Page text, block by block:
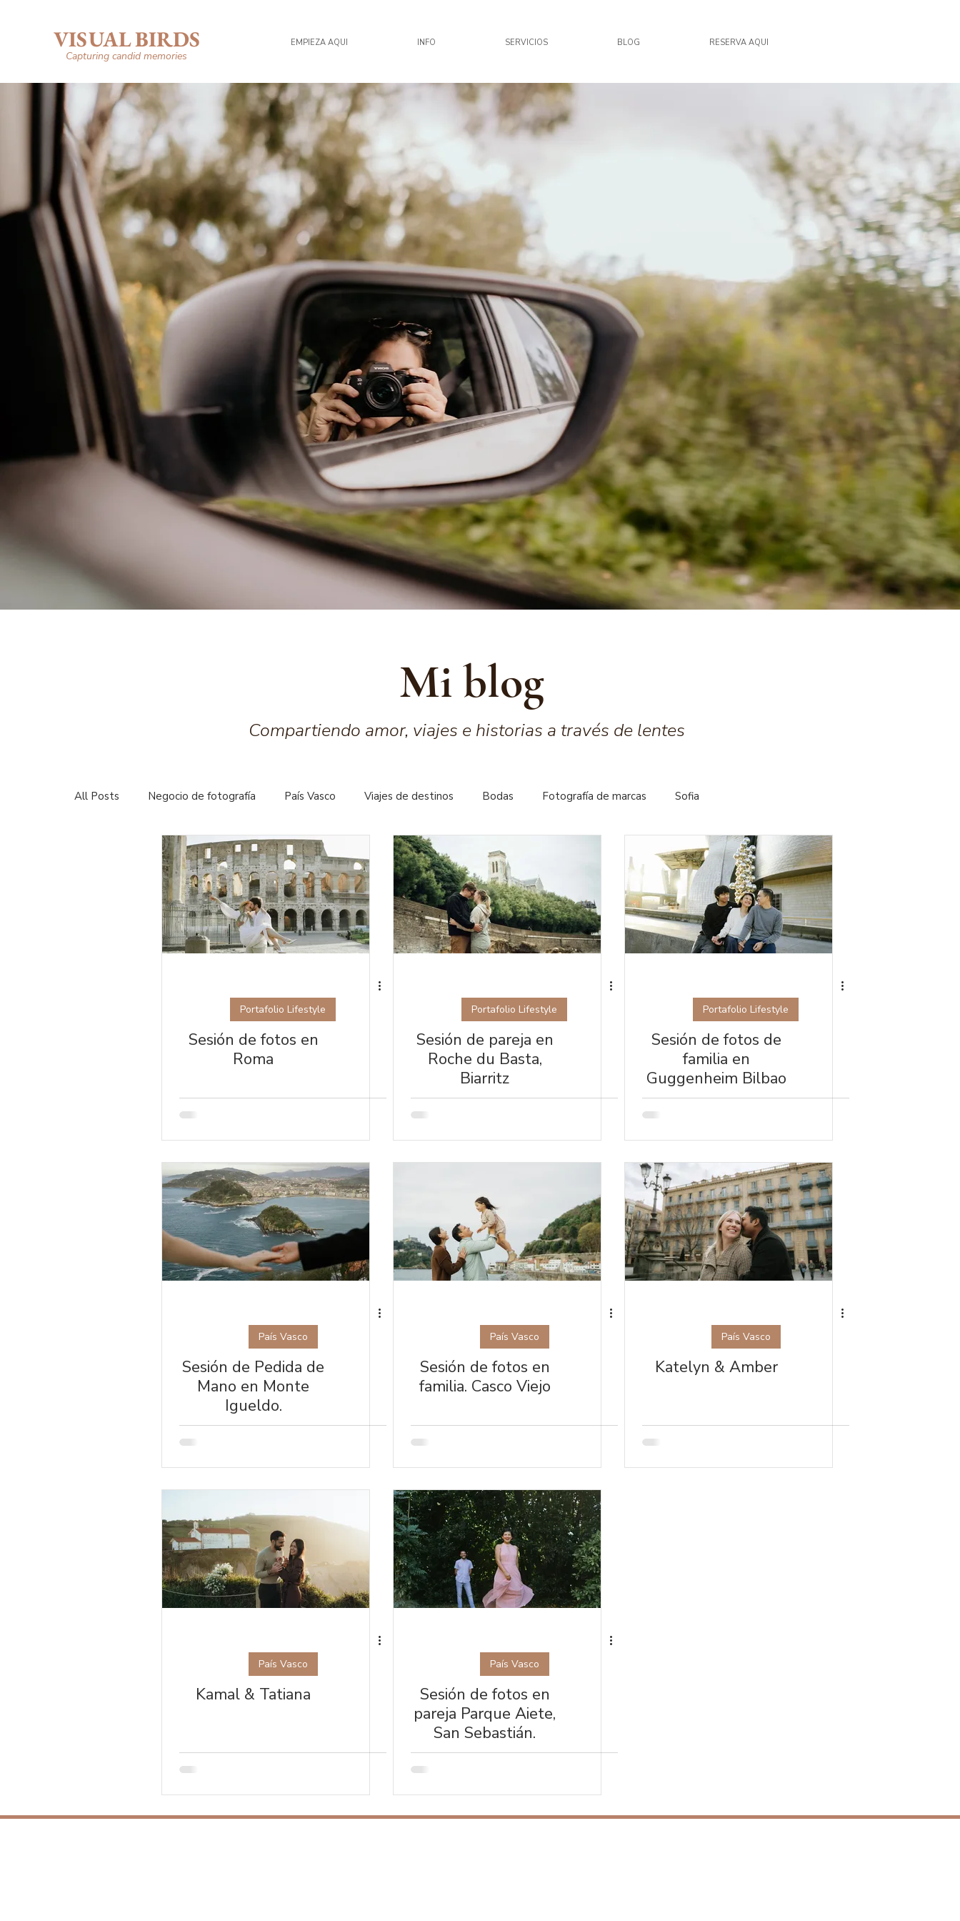
VISUAL BIRDS
Capturing candid memories
EMPIEZA AQUI INFO SERVICIOS BLOG RESERVA AQUI
Mi blog
Compartiendo amor, viajes e historias a través de lentes
All Posts Negocio de fotografía País Vasco Viajes de destinos Bodas Fotografía de marcas Sofia
Portafolio Lifestyle Portafolio Marcas
Portafolio Lifestyle
Sesión de fotos en
Roma
Portafolio Lifestyle
Sesión de pareja en
Roche du Basta,
Biarritz
Portafolio Lifestyle
Sesión de fotos de
familia en
Guggenheim Bilbao
País Vasco
Sesión de Pedida de
Mano en Monte
Igueldo.
País Vasco
Sesión de fotos en
familia. Casco Viejo
País Vasco
Katelyn & Amber
País Vasco
Kamal & Tatiana
País Vasco
Sesión de fotos en
pareja Parque Aiete,
San Sebastián.